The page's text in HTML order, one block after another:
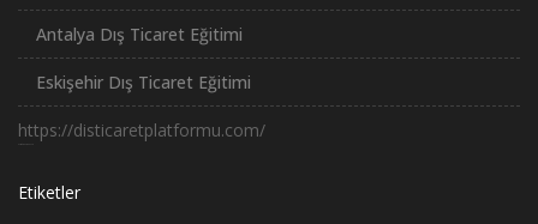
Antalya Dış Ticaret Eğitimi
Eskişehir Dış Ticaret Eğitimi
https://disticaretplatformu.com/
Etiketler